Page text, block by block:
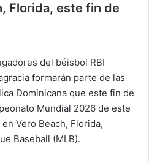
Florida, este fin de
del béisbol RBI
formarán parte de las
Dominicana que este fin de
Mundial 2026 de este
Vero Beach, Florida,
Baseball (MLB).